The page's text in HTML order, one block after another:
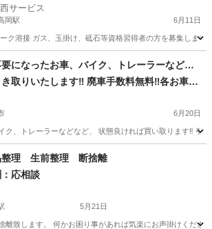
サービス
岡駅 6月11日
ク溶接 ガス、玉掛け、砥石等資格習得者の方を募集しま
高岡駅 鳶職 アーク溶接
要になったお車、バイク、トレーラーなど…
取りいたします‼️ 廃車手数料無料‼️各お車の
6月20日
ク、トレーラーなどなど、 状態良ければ買い取ります‼️ 引
他 無料
整理 生前整理 断捨離
応相談
5月21日
離致します。 何かお困り事があれば気楽にお声掛けくださ